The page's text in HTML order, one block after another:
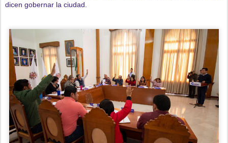
dicen gobernar la ciudad.